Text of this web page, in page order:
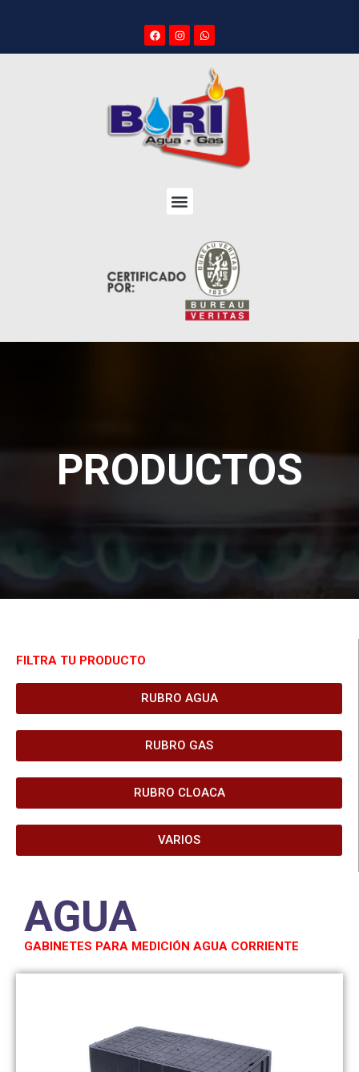
PRODUCTOS
FILTRA TU PRODUCTO
RUBRO AGUA
RUBRO GAS
RUBRO CLOACA
VARIOS
AGUA
GABINETES PARA MEDICIÓN AGUA CORRIENTE